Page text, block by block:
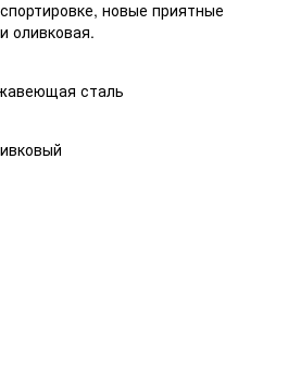
новые приятные
оливковая.
сталь